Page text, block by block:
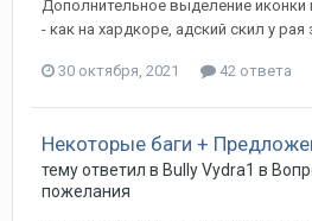
Дополнительное выделение иконки
- как на хардкоре, адский скил у рая
30 октября, 2021 42 ответа
Некоторые баги +
тему ответил в BullyVydra1 в
пожелания